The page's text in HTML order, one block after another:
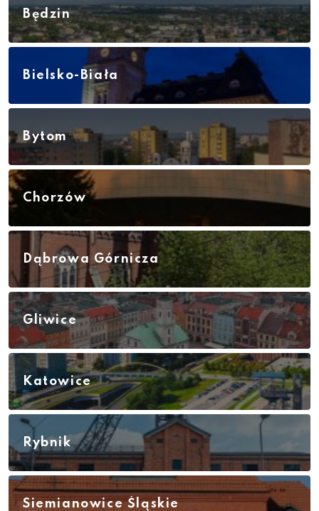
Będzin
Bielsko-Biała
Bytom
Chorzów
Dąbrowa Górnicza
Gliwice
Katowice
Rybnik
Siemianowice Śląskie